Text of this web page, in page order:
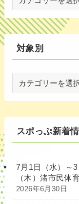
別
対象別
別
スポっぷ新着
7月1日（水）～
（木）渚市民体
2026年6月30日